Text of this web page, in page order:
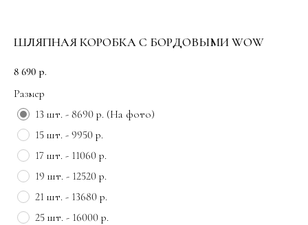
ШЛЯПНАЯ КОРОБКА С БОРДОВЫМИ WOW
8 690 р.
Размер
13 шт. - 8690 р. (На фото)
15 шт. - 9950 р.
17 шт. - 11060 р.
19 шт. - 12520 р.
21 шт. - 13680 р.
25 шт. - 16000 р.